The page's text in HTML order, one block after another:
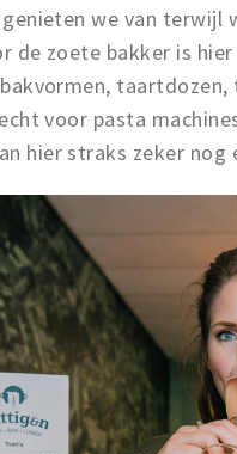
we van
de zoete bakker is
voor pasta
hier straks zeker nog